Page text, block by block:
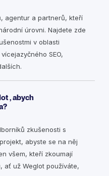
agentur a partnerů, kteří
úrovni. Najdete zde
v oblasti
SEO,
, abych
zkušenosti s
abyste se na něj
všem, kteří zkoumají
ať už Weglot používáte,